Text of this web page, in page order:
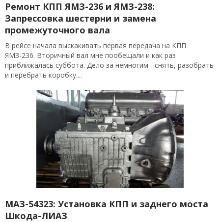
Ремонт КПП ЯМЗ-236 и ЯМЗ-238:
Запрессовка шестерни и замена
промежуточного вала
В рейсе начала выскакивать первая передача на КПП
ЯМЗ-236. Вторичный вал мне пообещали и как раз
приближалась суббота. Дело за немногим - снять, разобрать
и перебрать коробку....
МАЗ-54323: Установка КПП и заднего моста
Шкода-ЛИАЗ